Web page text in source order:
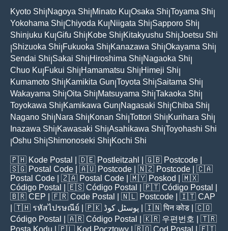
Kyoto Shi Nagoya Shi Minato Ku Osaka Shi Toyama Shi
Yokohama Shi Chiyoda Ku Niigata Shi Sapporo Shi
Shinjuku Ku Gifu Shi Kobe Shi Kitakyushu Shi Joetsu Shi
Shizuoka Shi Fukuoka Shi Kanazawa Shi Okayama Shi
Sendai Shi Sakai Shi Hiroshima Shi Nagaoka Shi
Chuo Ku Fukui Shi Hamamatsu Shi Himeji Shi
Kumamoto Shi Kamikita Gun Toyota Shi Saitama Shi
Wakayama Shi Oita Shi Matsuyama Shi Takaoka Shi
Toyokawa Shi Kamikawa Gun Nagasaki Shi Chiba Shi
Nagano Shi Nara Shi Konan Shi Tottori Shi Kurihara Shi
Inazawa Shi Kawasaki Shi Asahikawa Shi Toyohashi Shi
Oshu Shi Shimonoseki Shi Kochi Shi
🇵🇭 Kode Postal | 🇩🇪 Postleitzahl | 🇬🇧 Postcode
🇸🇬 Postal Code | 🇦🇺 Postcode | 🇳🇿 Postcode | 🇨🇦
Postal Code | 🇿🇦 Postal Code | 🇲🇾 Poskod
| 🇲🇽
Código Postal
| 🇪🇸 Código Postal | 🇵🇹 Código Postal
🇧🇷 CEP | 🇫🇷 Code Postal | 🇳🇱 Postcode | 🇮🇹 CAP
| 🇹🇭 รหัสไปรษณีย์ | 🇵🇰 پوسٹل کوڈ | 🇮🇳पिन कोड | 🇨🇴
Código Postal
| 🇦🇷 Código Postal | 🇰🇷 우편번호
| 🇹🇷